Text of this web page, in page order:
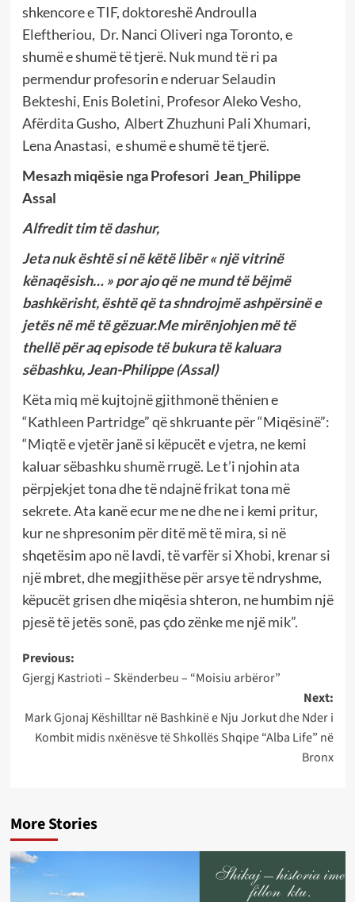
shkencore e TIF, doktoreshë Androulla
Eleftheriou, Dr. Nanci Oliveri nga Toronto, e
shumë e shumë të tjerë. Nuk mund të ri pa
permendur profesorin e nderuar Selaudin
Bekteshi, Enis Boletini, Profesor Aleko Vesho,
Afërdita Gusho, Albert Zhuzhuni Pali Xhumari,
Lena Anastasi, e shumë e shumë të tjerë.
Mesazh miqësie nga Profesori Jean_Philippe
Assal
Alfredit tim të dashur,
Jeta nuk është si në këtë libër « një vitrinë
kënaqësish… » por ajo që ne mund të bëjmë
bashkërisht, është që ta shndrojmë ashpërsinë e
jetës në më të gëzuar.Me mirënjohjen më të
thellë për aq episode të bukura të kaluara
sëbashku, Jean-Philippe (Assal)
Këta miq më kujtojnë gjithmonë thënien e
“Kathleen Partridge” që shkruante për “Miqësinë”:
“Miqtë e vjetër janë si këpucët e vjetra, ne kemi
kaluar sëbashku shumë rrugë. Le t’i njohin ata
përpjekjet tona dhe të ndajnë frikat tona më
sekrete. Ata kanë ecur me ne dhe ne i kemi pritur,
kur ne shpresonim për ditë më të mira, si në
shqetësim apo në lavdi, të varfër si Xhobi, krenar si
një mbret, dhe megjithëse për arsye të ndryshme,
këpucët grisen dhe miqësia shteron, ne humbim një
pjesë të jetës sonë, pas çdo zënke me një mik”.
Post
navigation
Previous:
Gjergj Kastrioti – Skënderbeu – “Moisiu arbëror”
Next:
Mark Gjonaj Këshilltar në Bashkinë e Nju Jorkut dhe Nder i
Kombit midis nxënësve të Shkollës Shqipe “Alba Life” në
Bronx
More Stories